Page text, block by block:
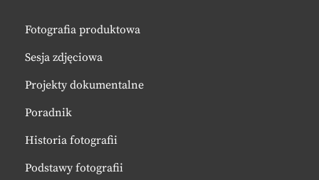
Fotografia produktowa
Sesja zdjęciowa
Projekty dokumentalne
Poradnik
Historia fotografii
Podstawy fotografii